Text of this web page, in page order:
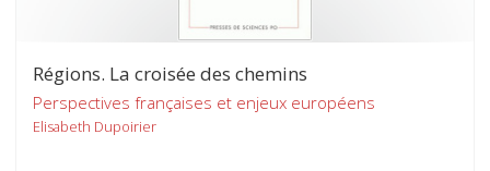
Régions. La croisée des chemins
Perspectives françaises et enjeux européens
Elisabeth Dupoirier